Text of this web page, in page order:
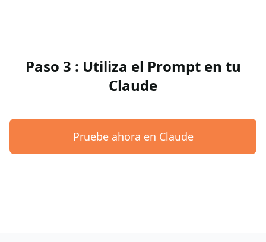
Paso 3 : Utiliza el Prompt en tu
Claude
Pruebe ahora en Claude